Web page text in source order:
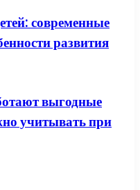
современные
развития
выгодные
учитывать при